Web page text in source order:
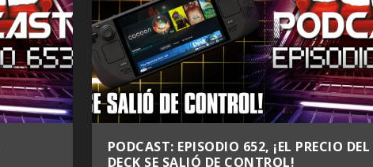
PODCAST: EPISODIO 652, ¡EL PRECIO
DECK SE SALIÓ DE CONTROL!